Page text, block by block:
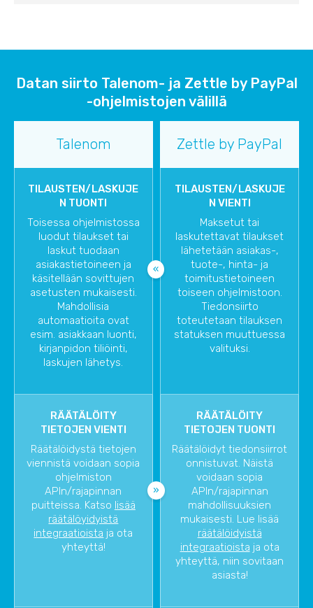
Datan siirto Talenom- ja Zettle by PayPal
-ohjelmistojen välillä
Talenom Zettle by PayPal
TILAUSTEN/LASKUJE
N TUONTI
Toisessa ohjelmistossa
luodut tilaukset tai
laskut tuodaan
asiakastietoineen ja
käsitellään sovittujen
asetusten mukaisesti.
Mahdollisia
automaatioita ovat
esim. asiakkaan luonti,
kirjanpidon tiliöinti,
laskujen lähetys.
TILAUSTEN/LASKUJE
N VIENTI
Maksetut tai
laskutettavat tilaukset
lähetetään asiakas-,
tuote-, hinta- ja
toimitustietoineen
toiseen ohjelmistoon.
Tiedonsiirto
toteutetaan tilauksen
statuksen muuttuessa
valituksi.
RÄÄTÄLÖITY
TIETOJEN VIENTI
Räätälöidystä tietojen
viennistä voidaan sopia
ohjelmiston
APIn/rajapinnan
puitteissa. Katso lisää
räätälöyidyistä
integraatioista ja ota
yhteyttä!
RÄÄTÄLÖITY
TIETOJEN TUONTI
Räätälöidyt tiedonsiirrot
onnistuvat. Näistä
voidaan sopia
APIn/rajapinnan
mahdollisuuksien
mukaisesti. Lue lisää
räätälöidyistä
integraatioista ja ota
yhteyttä, niin sovitaan
asiasta!